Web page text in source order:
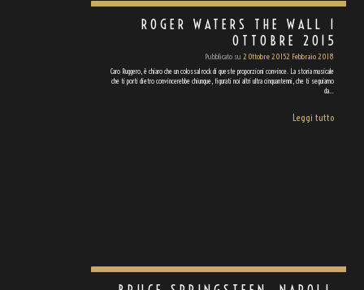
ROGER WATERS THE WALL 1
OTTOBRE 2015
Pubblicato su 2 Ottobre 20152 Febbraio 2018
Caro Ruggero, è chiaro che un colossal rock di queste proporzioni convince. La storia musicale
che ti porti dietro convincerebbe chiunque, figurati noi altri ultra cinquantenni, che ti seguiamo
da…
Leggi tutto